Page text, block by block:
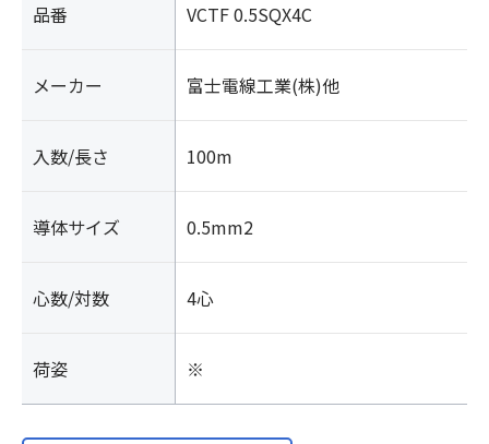
品番 VCTF 0.5SQX4C
メーカー 富士電線工業(株)他
入数/長さ 100m
導体サイズ 0.5mm2
心数/対数 4心
荷姿 ※